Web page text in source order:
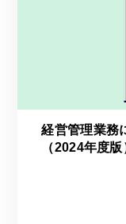
経営管理業務
（2024年度版